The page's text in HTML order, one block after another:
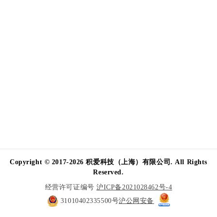
Copyright © 2017-2026 积爱科技（上海）有限公司. All Rights
Reserved.
经营许可证编号沪ICP备2021028462号-4
31010402335500号沪公网安备